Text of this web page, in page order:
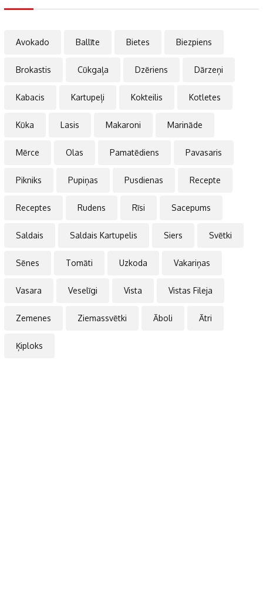
Avokado Ballīte Bietes Biezpiens
Brokastis Cūkgaļa Dzēriens Dārzeņi
Kabacis Kartupeļi Kokteilis Kotletes
Kūka Lasis Makaroni Marināde
Mērce Olas Pamatēdiens Pavasaris
Pikniks Pupiņas Pusdienas Recepte
Receptes Rudens Rīsi Sacepums
Saldais Saldais Kartupelis Siers Svētki
Sēnes Tomāti Uzkoda Vakariņas
Vasara Veselīgi Vista Vistas Fileja
Zemenes Ziemassvētki Āboli Ātri
Ķiploks